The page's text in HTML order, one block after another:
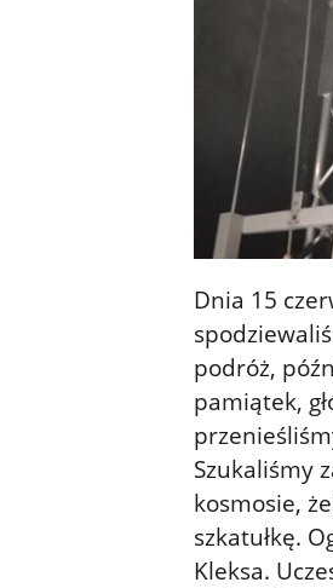
Dnia 15
podróż,
pamiątek,
Szukaliśmy
kosmosie,
szkatułkę.
Kleksa.